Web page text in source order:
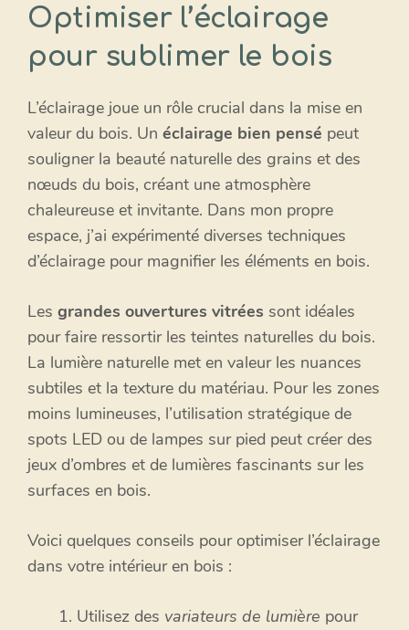
Optimiser l’éclairage
pour sublimer le bois
L’éclairage joue un rôle crucial dans la mise en
valeur du bois. Un éclairage bien pensé peut
souligner la beauté naturelle des grains et des
nœuds du bois, créant une atmosphère
chaleureuse et invitante. Dans mon propre
espace, j’ai expérimenté diverses techniques
d’éclairage pour magnifier les éléments en bois.
Les grandes ouvertures vitrées sont idéales
pour faire ressortir les teintes naturelles du bois.
La lumière naturelle met en valeur les nuances
subtiles et la texture du matériau. Pour les zones
moins lumineuses, l’utilisation stratégique de
spots LED ou de lampes sur pied peut créer des
jeux d’ombres et de lumières fascinants sur les
surfaces en bois.
Voici quelques conseils pour optimiser l’éclairage
dans votre intérieur en bois :
Utilisez des variateurs de lumière pour